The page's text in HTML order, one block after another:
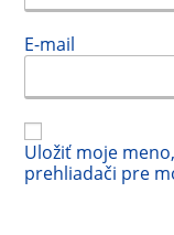
E-mail
Uložiť moje
prehliadači pre